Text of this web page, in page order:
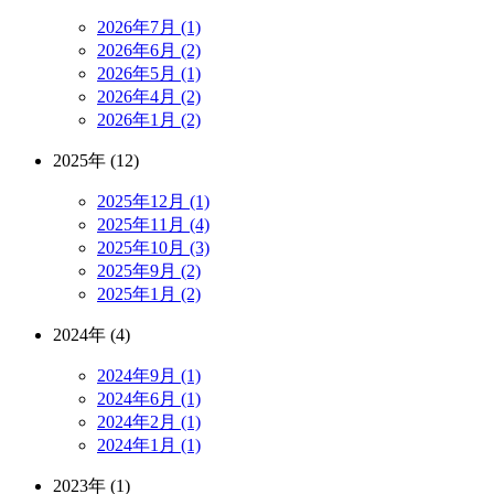
2026年7月 (1)
2026年6月 (2)
2026年5月 (1)
2026年4月 (2)
2026年1月 (2)
2025年 (12)
2025年12月 (1)
2025年11月 (4)
2025年10月 (3)
2025年9月 (2)
2025年1月 (2)
2024年 (4)
2024年9月 (1)
2024年6月 (1)
2024年2月 (1)
2024年1月 (1)
2023年 (1)